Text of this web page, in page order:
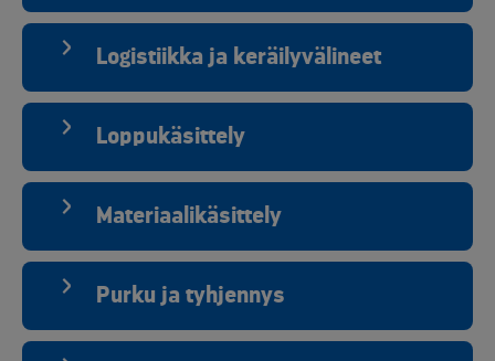
Logistiikka ja keräilyvälineet
Loppukäsittely
Materiaalikäsittely
Purku ja tyhjennys